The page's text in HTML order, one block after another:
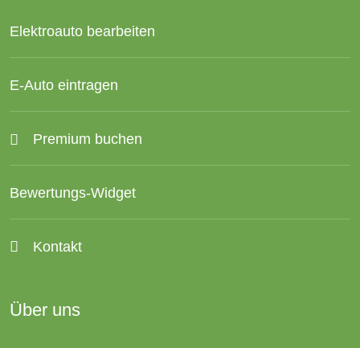
Elektroauto bearbeiten
E-Auto eintragen
Premium buchen
Bewertungs-Widget
Kontakt
Über uns